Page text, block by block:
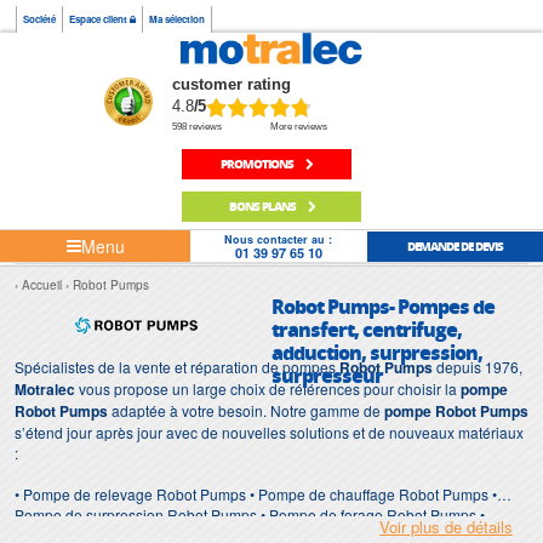
Société Espace client Ma sélection
customer rating
4.8/5
598 reviews More reviews
PROMOTIONS
BONS PLANS
Menu Nous contacter au :
01 39 97 65 10 DEMANDE DE DEVIS
Accueil Robot Pumps
Robot Pumps- Pompes de
transfert, centrifuge,
adduction, surpression,
surpresseur
Spécialistes de la vente et réparation de pompesRobot Pumpsdepuis 1976,
Motralecvous propose un large choix de références pour choisir la pompe
Robot Pumpsadaptée à votre besoin. Notre gamme depompe Robot Pumps
s’étend jour après jour avec de nouvelles solutions et de nouveaux matériaux
:
• Pompe de relevage Robot Pumps • Pompe de chauffage Robot Pumps •
Pompe de surpression Robot Pumps • Pompe de forage Robot Pumps •
Pompe d'intervention Robot Pumps • Pompe de chantier Robot Pumps •
Voir plus de détails